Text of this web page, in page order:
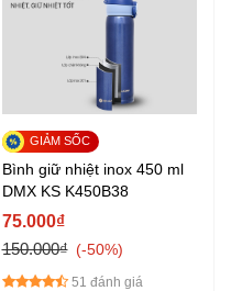
Bình giữ nhiệt inox 450 ml
DMX KS K450B38
75.000₫
150.000₫
-50%
51 đánh giá